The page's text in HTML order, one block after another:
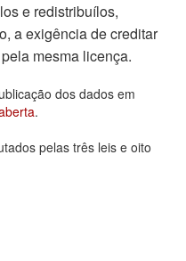
e redistribuí­los,
a exigência de creditar
mesma licença.
dos dados em
.
pelas três leis e oito